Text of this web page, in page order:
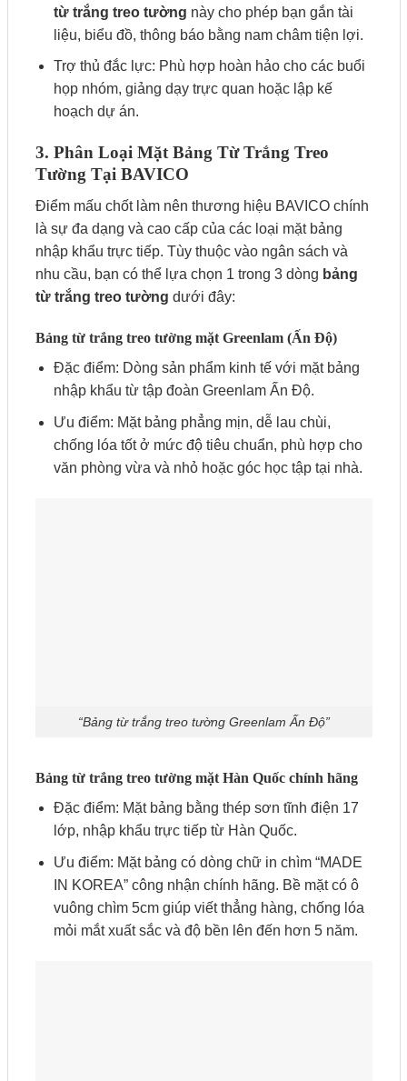
từ trắng treo tường này cho phép bạn gắn tài
liệu, biểu đồ, thông báo bằng nam châm tiện lợi.
Trợ thủ đắc lực: Phù hợp hoàn hảo cho các buổi
họp nhóm, giảng dạy trực quan hoặc lập kế
hoạch dự án.
3. Phân Loại Mặt Bảng Từ Trắng Treo
Tường Tại BAVICO
Điểm mấu chốt làm nên thương hiệu BAVICO chính
là sự đa dạng và cao cấp của các loại mặt bảng
nhập khẩu trực tiếp. Tùy thuộc vào ngân sách và
nhu cầu, bạn có thể lựa chọn 1 trong 3 dòng bảng
từ trắng treo tường dưới đây:
Bảng từ trắng treo tường mặt Greenlam (Ấn Độ)
Đặc điểm: Dòng sản phẩm kinh tế với mặt bảng
nhập khẩu từ tập đoàn Greenlam Ấn Độ.
Ưu điểm: Mặt bảng phẳng mịn, dễ lau chùi,
chống lóa tốt ở mức độ tiêu chuẩn, phù hợp cho
văn phòng vừa và nhỏ hoặc góc học tập tại nhà.
“Bảng từ trắng treo tường Greenlam Ấn Độ”
Bảng từ trắng treo tường mặt Hàn Quốc chính hãng
Đặc điểm: Mặt bảng bằng thép sơn tĩnh điện 17
lớp, nhập khẩu trực tiếp từ Hàn Quốc.
Ưu điểm: Mặt bảng có dòng chữ in chìm “MADE
IN KOREA” công nhận chính hãng. Bề mặt có ô
vuông chìm 5cm giúp viết thẳng hàng, chống lóa
mỏi mắt xuất sắc và độ bền lên đến hơn 5 năm.